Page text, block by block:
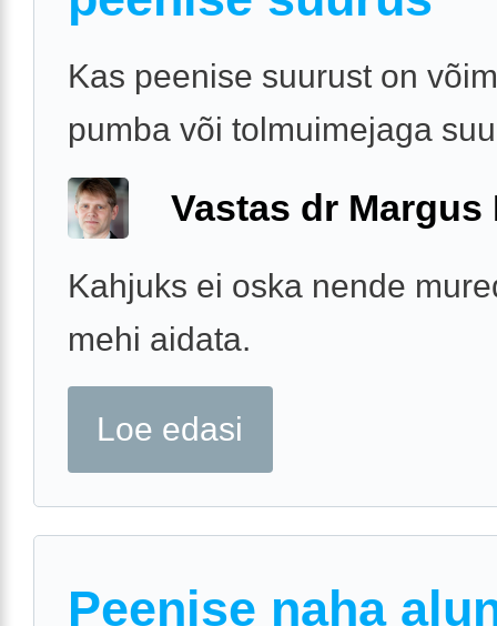
Kas peenise suurust on
pumba või tolmuimejaga
Vastas dr Margus
Kahjuks ei oska nende
mehi aidata.
Loe edasi
Peenise naha